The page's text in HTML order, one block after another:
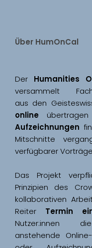
Über HumOnCal
Der
versammelt
online
Aufzeichnungen
Mitschnitte
Das Projekt
Prinzipien des
kollaborativen
Reiter Termin
Nutzer:innen
anstehende